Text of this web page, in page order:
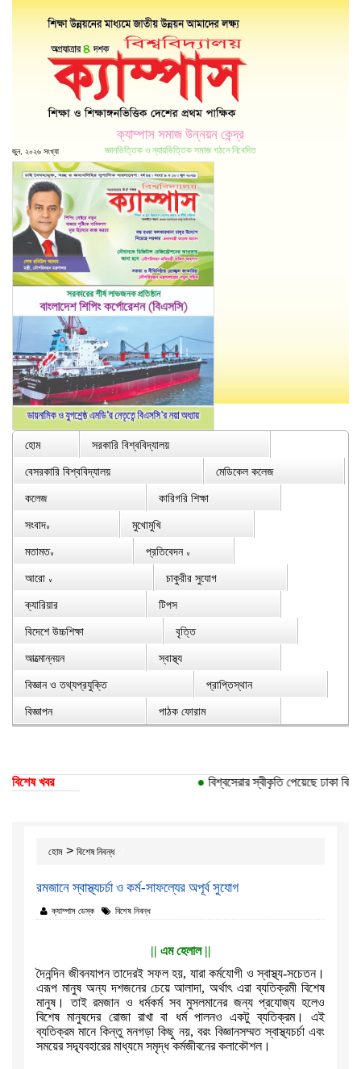
ক্যাম্পাস সমাজ উন্নয়ন কেন্দ্র
জ্ঞানভিত্তিক ও ন্যায়ভিত্তিক সমাজ গঠনে নিবেদিত
জুন, ২০২৬ সংখ্যা
হোম
সরকারি বিশ্ববিদ্যালয়
বেসরকারি বিশ্ববিদ্যালয়
মেডিকেল কলেজ
কলেজ
কারিগরি শিক্ষা
সংবাদ∨
মুখোমুখি
মতামত∨ প্রতিবেদন ∨
আরো ∨
চাকুরীর সুযোগ
ক্যারিয়ার
টিপস
বিদেশে উচ্চশিক্ষা
বৃত্তি
আত্মোন্নয়ন
স্বাস্থ্য
বিজ্ঞান ও তথ্যপ্রযুক্তি
প্রাপ্তিস্থান
বিজ্ঞাপন
পাঠক ফোরাম
বিশেষ খবর বিশ্বসেরার স্বীকৃতি পেয়েছে ঢাকা
হোম > বিশেষ নিবন্ধ
রমজানে স্বাস্থ্যচর্চা ও কর্ম-সাফল্যের অপূর্ব সুযোগ
ক্যাম্পাস ডেস্ক বিশেষ নিবন্ধ
|| এম হেলাল ||
দৈনন্দিন জীবনযাপন তাদেরই সফল হয়, যারা কর্মযোগী ও স্বাস্থ্য-সচেতন।
এরূপ মানুষ অন্য দশজনের চেয়ে আলাদা,অর্থাৎ এরা ব্যতিক্রমী বিশেষ
মানুষ।
তাই রমজান ও ধর্মকর্ম সব মুসলমানের জন্য প্রযোজ্য হলেও
বিশেষ মানুষদের রোজা রাখা বা ধর্ম পালনও একটু ব্যতিক্রম। এই
ব্যতিক্রম মানে কিন্তু মনগড়া কিছু নয়, বরং বিজ্ঞানসম্মত স্বাস্থ্যচর্চা এবং
সময়ের সদ্ব্যবহারের মাধ্যমে সমৃদ্ধ কর্মজীবনের কলাকৌশল।